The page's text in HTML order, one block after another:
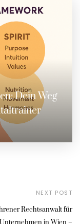
Dein Weg
NEXT POST
Rechtsanwalt für